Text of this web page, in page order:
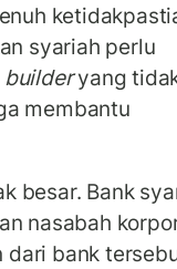
syariah perlu
yang
membantu
besar. Bank
nasabah
dari bank